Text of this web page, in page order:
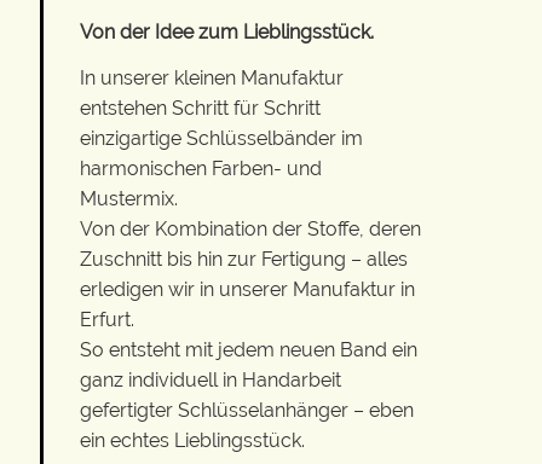
Von der Idee zum Lieblingsstück.
In unserer kleinen Manufaktur
entstehen Schritt für Schritt
einzigartige Schlüsselbänder im
harmonischen Farben- und
Mustermix.
Von der Kombination der Stoffe, deren
Zuschnitt bis hin zur Fertigung – alles
erledigen wir in unserer Manufaktur in
Erfurt.
So entsteht mit jedem neuen Band ein
ganz individuell in Handarbeit
gefertigter Schlüsselanhänger – eben
ein echtes Lieblingsstück.